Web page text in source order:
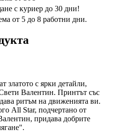
с куриер до 30 дни!
от 5 до 8 работни дни.
златото с ярки детайли,
Валентин. Принтът със
ритъм на движенията ви.
All Star, подчертано от
придава добрите